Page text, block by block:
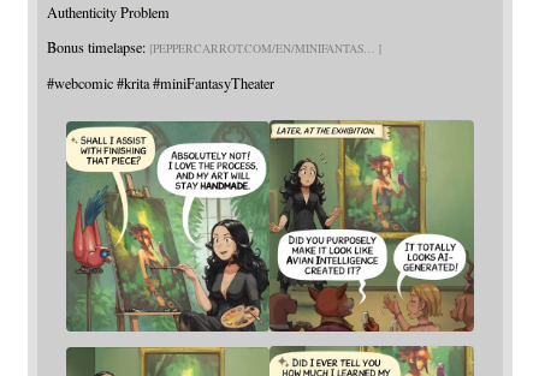
Authenticity Problem
Bonus timelapse: PEPPERCARROT.COM/EN/MINIFANTAS
#webcomic #krita #miniFantasyTheater